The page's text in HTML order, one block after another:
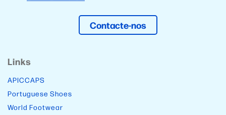
Contacte-nos
Links
APICCAPS
Portuguese Shoes
World Footwear